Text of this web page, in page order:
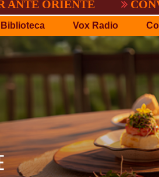
Biblioteca Vox Radio